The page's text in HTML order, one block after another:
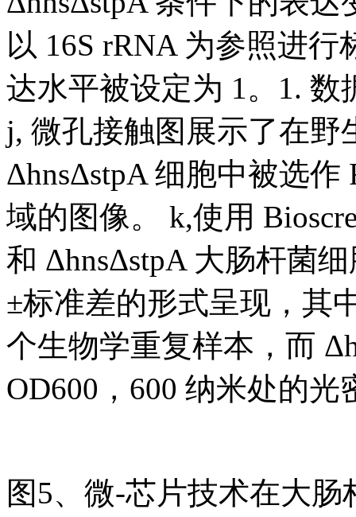
以 16S rRNA 为参照进
达水平被设定为 1。1.
j, 微孔接触图展示了在野
ΔhnsΔstpA 细胞中被选作
域的图像。 k,使用
和 ΔhnsΔstpA 大肠杆菌
±标准差的形式呈现，其
个生物学重复样本，而
OD600，600 纳米处的光
图5、微-芯片技术在大